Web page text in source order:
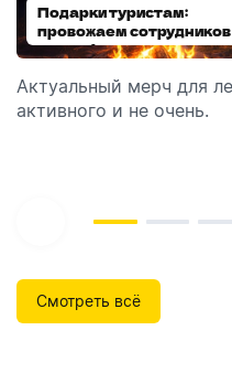
Подарки туристам:
провожаем сотрудников
отпуск!
Актуальный мерч для
активного и не очень.
Диспенсеры для мыла:
выбираем модель
Обзор автоматических
которые идеально
Смотреть всё